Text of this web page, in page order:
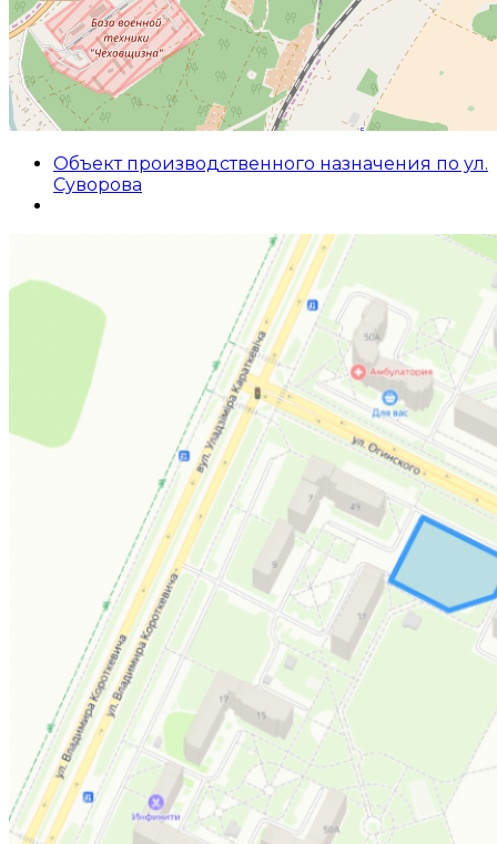
Объект производственного назначения по ул.
Суворова